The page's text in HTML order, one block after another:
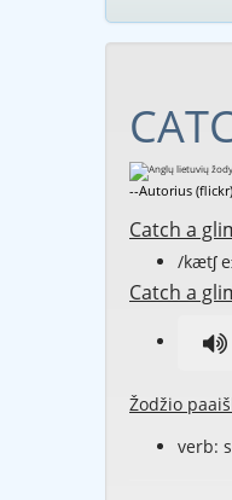
--Autorius (flickr)
Catch a
/kætʃ
Catch a
Žodžio
verb: